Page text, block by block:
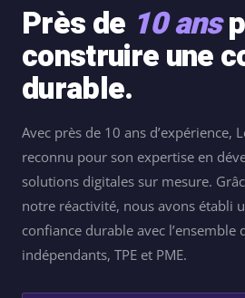
Près de 10 ans
construire une
durable.
Avec près de 10 ans d’expérience,
reconnu pour son expertise en
solutions digitales sur mesure.
notre réactivité, nous avons établi
confiance durable avec
indépendants, TPE et PME.